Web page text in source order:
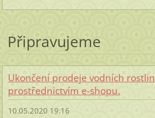
Připravujeme
Ukončení prodeje vodních rostlin
prostřednictvím e-shopu.
10.05.2020 19:16